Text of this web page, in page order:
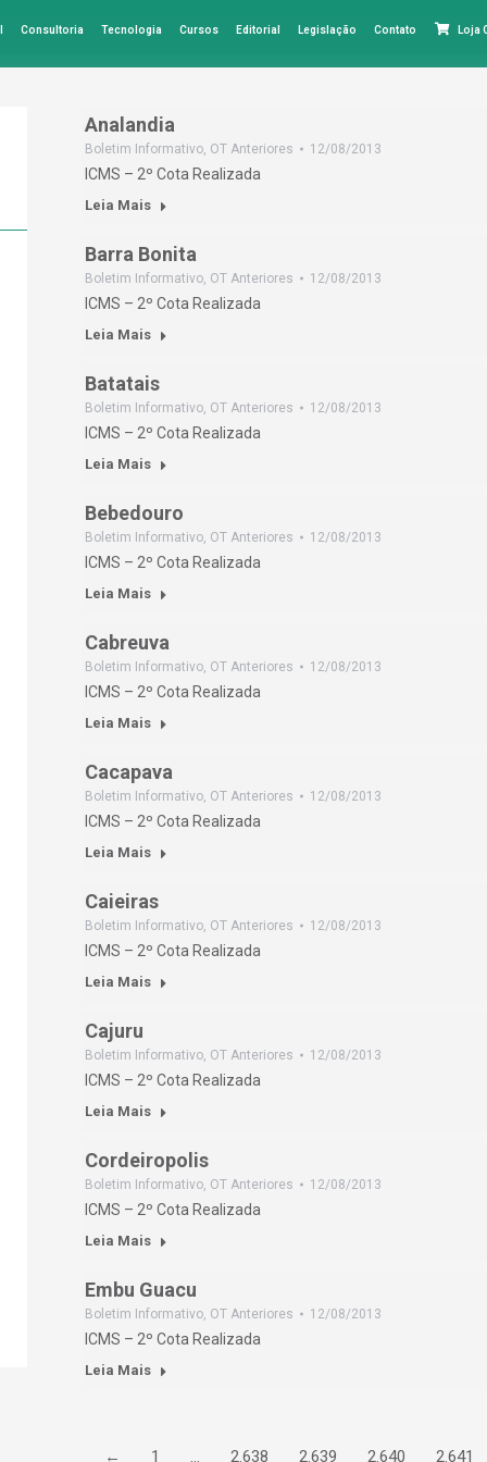
Consultoria Tecnologia Cursos Editorial Legislação Contato Loja
Analandia
Boletim Informativo, OT Anteriores 12/08/2013
ICMS – 2º Cota Realizada
Leia Mais
Barra Bonita
Boletim Informativo, OT Anteriores 12/08/2013
ICMS – 2º Cota Realizada
Leia Mais
Batatais
Boletim Informativo, OT Anteriores 12/08/2013
ICMS – 2º Cota Realizada
Leia Mais
Bebedouro
Boletim Informativo, OT Anteriores 12/08/2013
ICMS – 2º Cota Realizada
Leia Mais
Cabreuva
Boletim Informativo, OT Anteriores 12/08/2013
ICMS – 2º Cota Realizada
Leia Mais
Cacapava
Boletim Informativo, OT Anteriores 12/08/2013
ICMS – 2º Cota Realizada
Leia Mais
Caieiras
Boletim Informativo, OT Anteriores 12/08/2013
ICMS – 2º Cota Realizada
Leia Mais
Cajuru
Boletim Informativo, OT Anteriores 12/08/2013
ICMS – 2º Cota Realizada
Leia Mais
Cordeiropolis
Boletim Informativo, OT Anteriores 12/08/2013
ICMS – 2º Cota Realizada
Leia Mais
Embu Guacu
Boletim Informativo, OT Anteriores 12/08/2013
ICMS – 2º Cota Realizada
Leia Mais
← 1 … 2.638 2.639 2.640 2.641